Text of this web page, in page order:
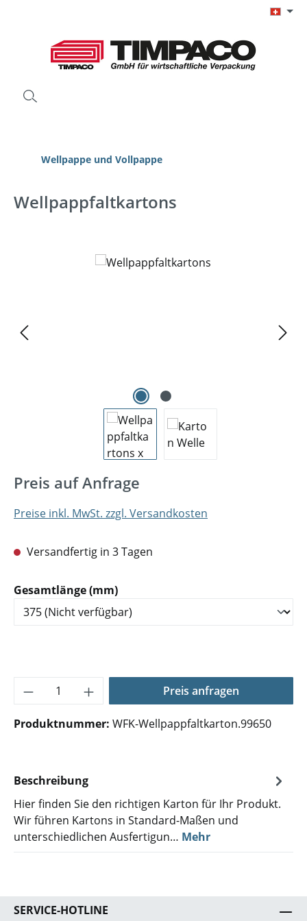
Wellpappe und Vollpappe
Wellpappfaltkartons
Bildergalerie überspringen
Preis auf Anfrage
Preise inkl. MwSt. zzgl. Versandkosten
Versandfertig in 3 Tagen
Gesamtlänge (mm)auswählen
Produkt Anzahl: Gib den gewünschten
Preis anfragen
Produktnummer: WFK-Wellpappfaltkarton.99650
Beschreibung
Hier finden Sie den richtigen Karton für Ihr Produkt.
Wir führen Kartons in Standard-Maßen und
unterschiedlichen Ausfertigun… Mehr
SERVICE-HOTLINE